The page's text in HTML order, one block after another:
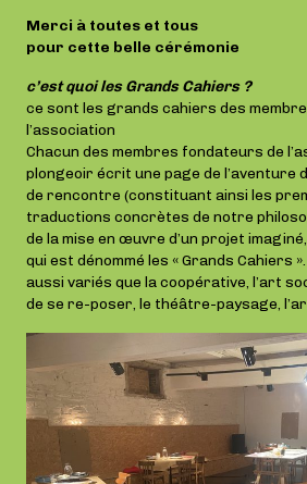
Merci à toutes et tous
pour cette belle cérémonie
c’est quoi les Grands Cahiers ?
ce sont les grands cahiers des
l’association
Chacun des membres fondateurs de
plongeoir écrit une page de l’aventure
de rencontre (constituant ainsi les
traductions concrètes de notre
de la mise en œuvre d’un projet
qui est dénommé les « Grands Cahiers
aussi variés que la coopérative, l’art
de se re-poser, le théâtre-paysage,